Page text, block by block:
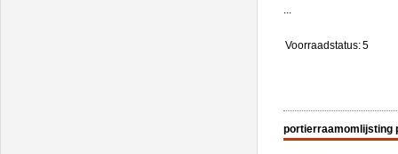
...
Voorraadstatus:5
portierraamomlijsting